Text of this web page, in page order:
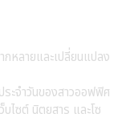
หลายและเปลี่ยนแปลง
ะจำวันของสาวออฟฟิศ
ไซต์ นิตยสาร และโซ